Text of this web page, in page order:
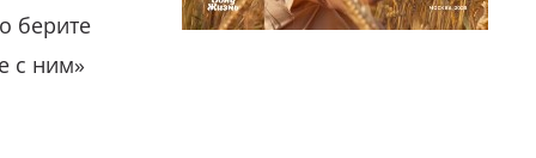
берите
с ним»